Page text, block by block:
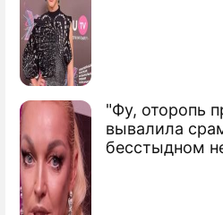
"Фу, оторопь
вывалила
бесстыдном